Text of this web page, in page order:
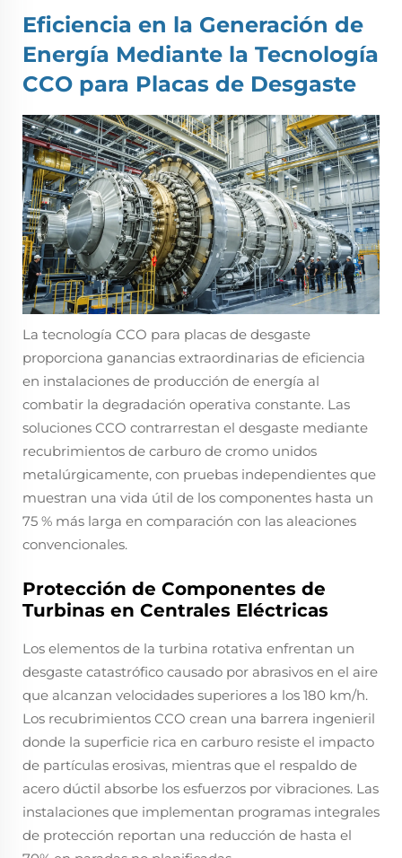
Eficiencia en la Generación de
Energía Mediante la Tecnología
CCO para Placas de Desgaste
La tecnología CCO para placas de desgaste
proporciona ganancias extraordinarias de eficiencia
en instalaciones de producción de energía al
combatir la degradación operativa constante. Las
soluciones CCO contrarrestan el desgaste mediante
recubrimientos de carburo de cromo unidos
metalúrgicamente, con pruebas independientes que
muestran una vida útil de los componentes hasta un
75 % más larga en comparación con las aleaciones
convencionales.
Protección de Componentes de
Turbinas en Centrales Eléctricas
Los elementos de la turbina rotativa enfrentan un
desgaste catastrófico causado por abrasivos en el aire
que alcanzan velocidades superiores a los 180 km/h.
Los recubrimientos CCO crean una barrera ingenieril
donde la superficie rica en carburo resiste el impacto
de partículas erosivas, mientras que el respaldo de
acero dúctil absorbe los esfuerzos por vibraciones. Las
instalaciones que implementan programas integrales
de protección reportan una reducción de hasta el